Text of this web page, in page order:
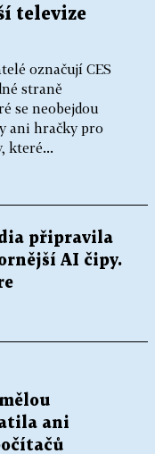
televize
označují CES
straně
se neobejdou
ani hračky pro
které...
připravila
AI čipy.
ani